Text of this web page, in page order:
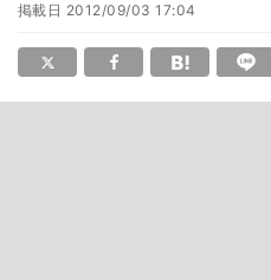
掲載日 2012/09/03 17:04